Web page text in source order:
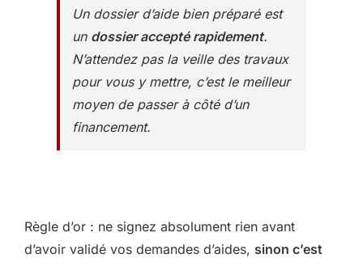
Un dossier d’aide bien préparé est
un dossier accepté rapidement.
N’attendez pas la veille des travaux
pour vous y mettre, c’est le meilleur
moyen de passer à côté d’un
financement.
Règle d’or : ne signez absolument rien avant
d’avoir validé vos demandes d’aides, sinon c’est